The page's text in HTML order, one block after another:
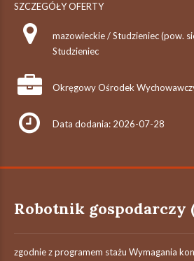
SZCZEGÓŁY OFERTY
mazowieckie / Studzieniec (pow.
Studzieniec
Okręgowy Ośrodek
Data dodania: 2026-07-28
Robotnik
zgodnie z programem stażu Wymagania